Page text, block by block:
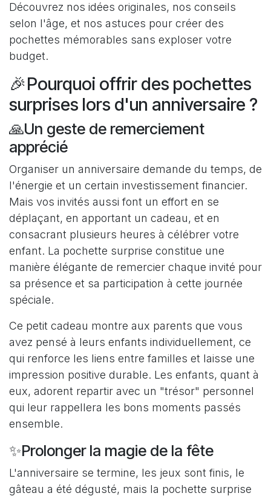
Découvrez nos idées originales, nos conseils
selon l'âge, et nos astuces pour créer des
pochettes mémorables sans exploser votre
budget.
🎉Pourquoi offrir des pochettes
surprises lors d'un anniversaire ?
🙏Un geste de remerciement
apprécié
Organiser un anniversaire demande du temps, de
l'énergie et un certain investissement financier.
Mais vos invités aussi font un effort en se
déplaçant, en apportant un cadeau, et en
consacrant plusieurs heures à célébrer votre
enfant. La pochette surprise constitue une
manière élégante de remercier chaque invité pour
sa présence et sa participation à cette journée
spéciale.
Ce petit cadeau montre aux parents que vous
avez pensé à leurs enfants individuellement, ce
qui renforce les liens entre familles et laisse une
impression positive durable. Les enfants, quant à
eux, adorent repartir avec un "trésor" personnel
qui leur rappellera les bons moments passés
ensemble.
✨Prolonger la magie de la fête
L'anniversaire se termine, les jeux sont finis, le
gâteau a été dégusté, mais la pochette surprise